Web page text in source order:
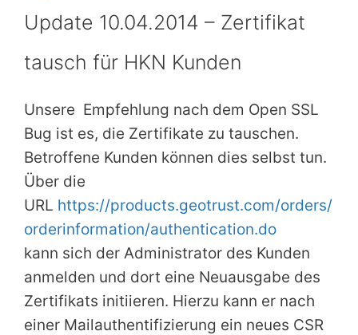
Update 10.04.2014 – Zertifikat
tausch für HKN Kunden
Unsere Empfehlung nach dem Open SSL
Bug ist es, die Zertifikate zu tauschen.
Betroffene Kunden können dies selbst tun.
Über die
URL https://products.geotrust.com/orders/
orderinformation/authentication.do
kann sich der Administrator des Kunden
anmelden und dort eine Neuausgabe des
Zertifikats initiieren. Hierzu kann er nach
einer Mailauthentifizierung ein neues CSR